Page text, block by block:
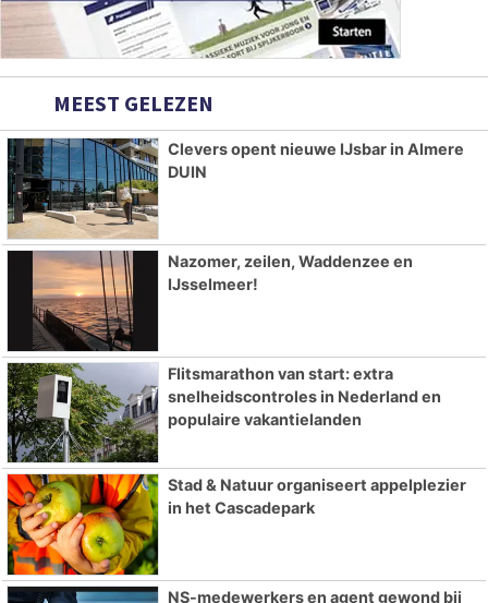
MEEST GELEZEN
Clevers opent nieuwe IJsbar in Almere
DUIN
Nazomer, zeilen, Waddenzee en
IJsselmeer!
Flitsmarathon van start: extra
snelheidscontroles in Nederland en
populaire vakantielanden
Stad & Natuur organiseert appelplezier
in het Cascadepark
NS-medewerkers en agent gewond bij